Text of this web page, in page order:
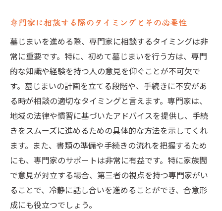
専門家に相談する際のタイミングとその必要性
墓じまいを進める際、専門家に相談するタイミングは非
常に重要です。特に、初めて墓じまいを行う方は、専門
的な知識や経験を持つ人の意見を仰ぐことが不可欠で
す。墓じまいの計画を立てる段階や、手続きに不安があ
る時が相談の適切なタイミングと言えます。専門家は、
地域の法律や慣習に基づいたアドバイスを提供し、手続
きをスムーズに進めるための具体的な方法を示してくれ
ます。また、書類の準備や手続きの流れを把握するため
にも、専門家のサポートは非常に有益です。特に家族間
で意見が対立する場合、第三者の視点を持つ専門家がい
ることで、冷静に話し合いを進めることができ、合意形
成にも役立つでしょう。